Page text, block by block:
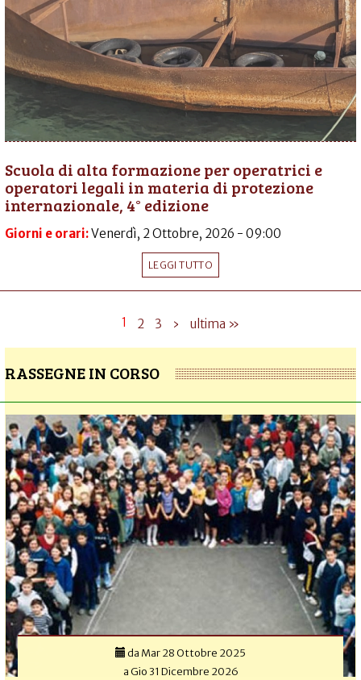
Scuola di alta formazione per operatrici e
operatori legali in materia di protezione
internazionale, 4° edizione
Giorni e orari:Venerdì, 2 Ottobre, 2026 - 09:00
LEGGI TUTTO
1 2 3 › ultima »
RASSEGNE IN CORSO
da Mar 28 Ottobre 2025
aGio 31 Dicembre 2026